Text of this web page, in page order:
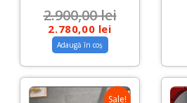
2.900,00lei
2.780,00 lei
Adaugă în coș
Sale!